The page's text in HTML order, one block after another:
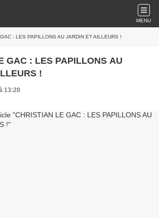
MENU
: LES PAPILLONS AU JARDIN ET AILLEURS !
AU
AILLEURS !
13:20